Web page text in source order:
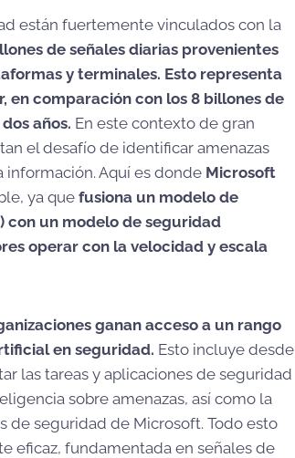
están fuertemente vinculados con la
de señales diarias provenientes
y terminales. Esto representa
en comparación con los 8 billones de
años. En este contexto de gran
el desafío de identificar amenazas
Aquí es donde Microsoft
ya que fusiona un modelo de
con un modelo de seguridad
operar con la velocidad y escala
ganan acceso a un rango
en seguridad. Esto incluye desde
las tareas y aplicaciones de seguridad
sobre amenazas, así como la
seguridad de Microsoft. Todo esto
eficaz, fundamentada en señales de